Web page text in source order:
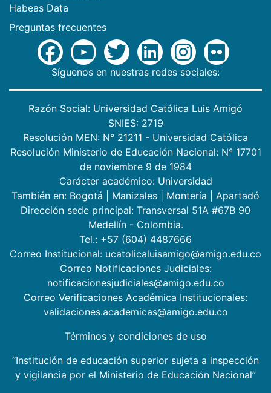
Habeas Data
Preguntas frecuentes
Síguenos en nuestras redes sociales:
Razón Social: Universidad Católica Luis Amigó
SNIES: 2719
Resolución MEN: N° 21211 - Universidad Católica
Resolución Ministerio de Educación Nacional: N° 17701
de noviembre 9 de 1984
Carácter académico: Universidad
También en: Bogotá Manizales Montería
Apartadó
Dirección sede principal: Transversal 51A #67B 90
Medellín - Colombia.
Tel.: +57 (604) 4487666
Correo Institucional: ucatolicaluisamigo@amigo.edu.co
Correo Notificaciones Judiciales:
notificacionesjudiciales@amigo.edu.co
Correo Verificaciones Académica Institucionales:
validaciones.academicas@amigo.edu.co
Términos y condiciones de uso
“Institución de educación superior sujeta a inspección
y vigilancia por el Ministerio de Educación Nacional”